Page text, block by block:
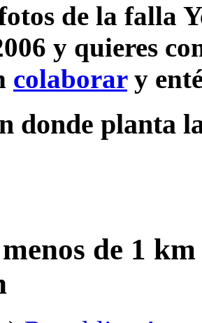
de la falla
y quieres
colaborary
donde planta
de 1